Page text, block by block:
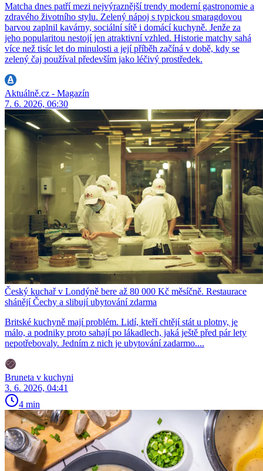
Matcha dnes patří mezi nejvýraznější trendy moderní gastronomie a
zdravého životního stylu. Zelený nápoj s typickou smaragdovou
barvou zaplnil kavárny, sociální sítě i domácí kuchyně. Jenže za
jeho popularitou nestojí jen atraktivní vzhled. Historie matchy sahá
více než tisíc let do minulosti a její příběh začíná v době, kdy se
zelený čaj používal především jako léčivý prostředek.
Aktuálně.cz - Magazín
7. 6. 2026, 06:30
Český kuchař v Londýně bere až 80 000 Kč měsíčně. Restaurace
shánějí Čechy a slibují ubytování zdarma
Britské kuchyně mají problém. Lidí, kteří chtějí stát u plotny, je
málo, a podniky proto sahají po lákadlech, jaká ještě před pár lety
nepotřebovaly. Jedním z nich je ubytování zadarmo....
Bruneta v kuchyni
3. 6. 2026, 04:41
4 min